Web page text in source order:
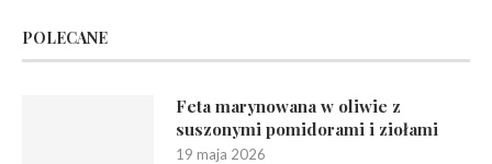
POLECANE
Feta marynowana w oliwie z
suszonymi pomidorami i ziołami
19 maja 2026